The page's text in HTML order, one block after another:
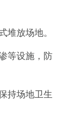
堆放场地。
等设施，防
持场地卫生